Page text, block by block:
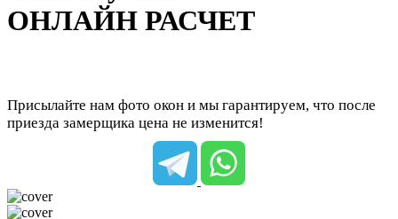
ОНЛАЙН РАСЧЕТ
Присылайте нам фото окон и мы гарантируем, что после
приезда замерщика цена не изменится!